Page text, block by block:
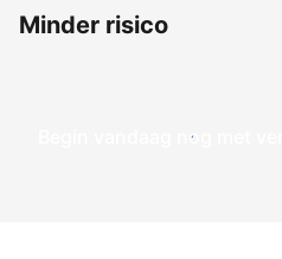
Minder risico
Begin vandaag nog met